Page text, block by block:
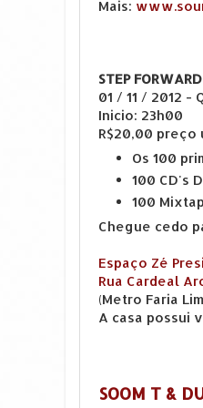
Mais:
STEP
01 / 11 / 2012 -
Inicio: 23h00
R$20,00 preço
Os 100
100 CD's
100
Chegue cedo
Espaço Zé
Rua Cardeal
(Metro Faria
A casa possui
SOOM T &